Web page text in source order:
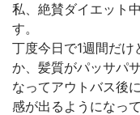
私、絶賛ダイエット
す。
丁度今日で1週間だ
か、髪質がパッサパ
なってアウトバス後
感が出るようになっ